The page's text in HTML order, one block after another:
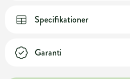
Specifikationer
Garanti